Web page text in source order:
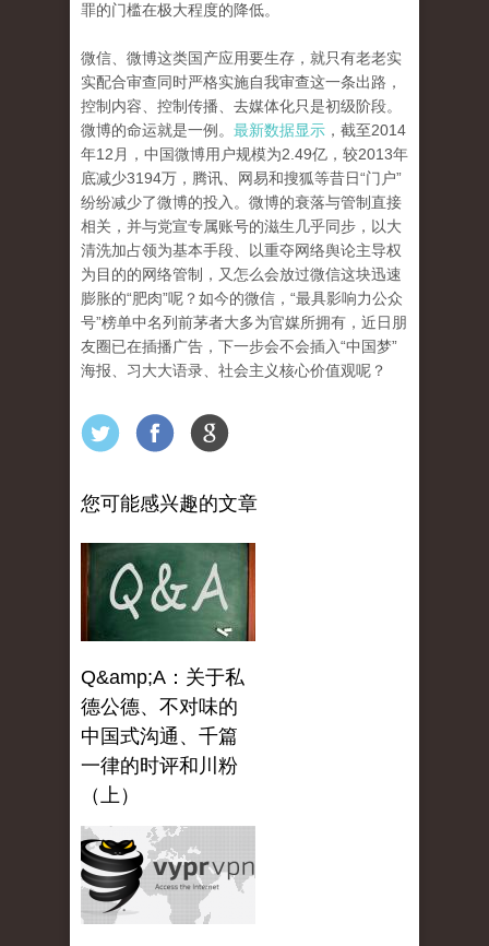
罪的门槛在极大程度的降低。
微信、微博这类国产应用要生存，就只有老老实
实配合审查同时严格实施自我审查这一条出路，
控制内容、控制传播、去媒体化只是初级阶段。
微博的命运就是一例。 最新数据显示 ，截至2014
年12月，中国微博用户规模为2.49亿，较2013年
底减少3194万，腾讯、网易和搜狐等昔日“门户”
纷纷减少了微博的投入。微博的衰落与管制直接
相关，并与党宣专属账号的滋生几乎同步，以大
清洗加占领为基本手段、以重夺网络舆论主导权
为目的的网络管制，又怎么会放过微信这块迅速
膨胀的“肥肉”呢？如今的微信，“最具影响力公众
号”榜单中名列前茅者大多为官媒所拥有，近日朋
友圈已在插播广告，下一步会不会插入“中国梦”
海报、习大大语录、社会主义核心价值观呢？
您可能感兴趣的文章
Q&amp;A：关于私
德公德、不对味的
中国式沟通、千篇
一律的时评和川粉
（上）